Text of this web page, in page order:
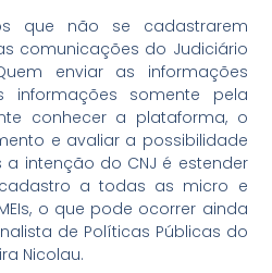
que não se cadastrarem
comunicações do Judiciário
enviar as informações
somente pela
conhecer a plataforma, o
e avaliar a possibilidade
intenção do CNJ é estender
a todas as micro e
o que pode ocorrer ainda
de Políticas Públicas do
Nicolau.